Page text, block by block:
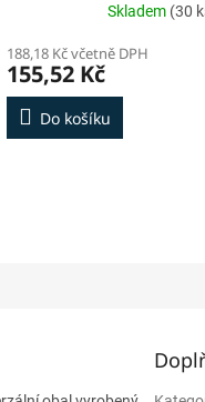
Skladem (30
188,18 Kč včetně DPH
155,52 Kč
Do košíku